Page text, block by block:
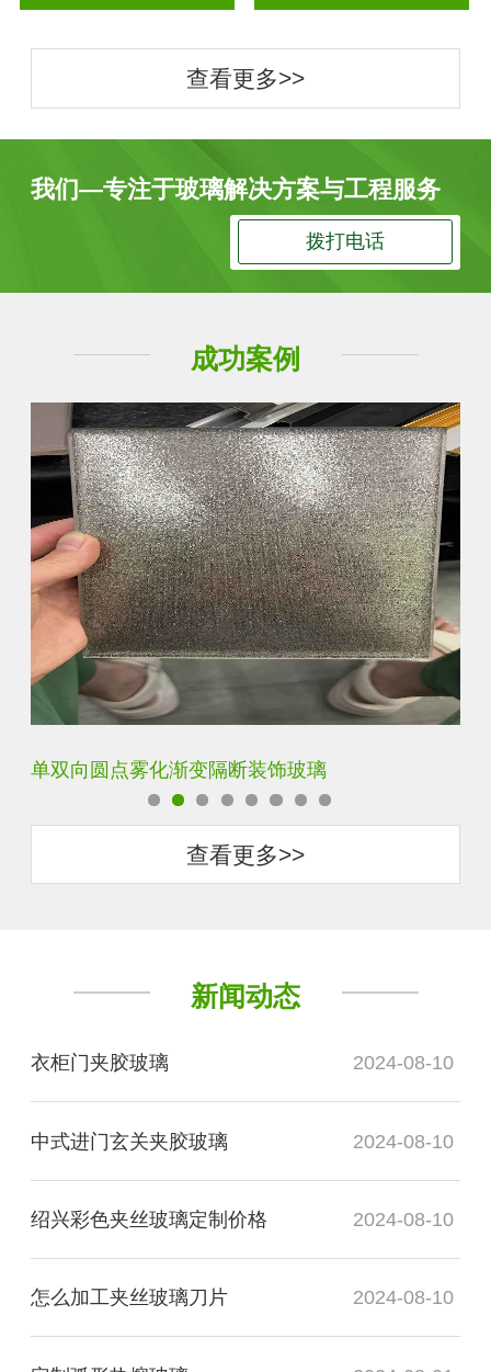
查看更多>>
我们—专注于玻璃解决方案与工程服务
拨打电话
成功案例
双向单向磨砂渐变玻璃
查看更多>>
新闻动态
衣柜门夹胶玻璃 2024-08-10
中式进门玄关夹胶玻璃 2024-08-10
绍兴彩色夹丝玻璃定制价格 2024-08-10
怎么加工夹丝玻璃刀片 2024-08-10